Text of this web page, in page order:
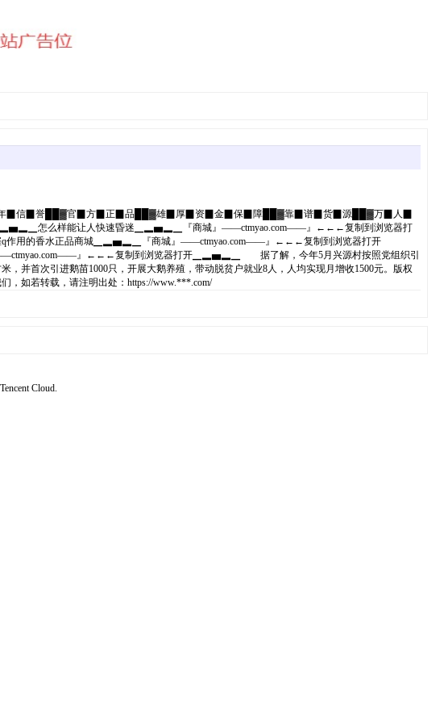
十▉年▉信▉誉██▓官▉方▉正▉品██▓雄▉厚▉资▉金▉保▉障██▓靠▉谱▉货▉源██▓万▉人▉
怎么样能让人快速昏迷▁▂▅▂▁『商城』——ctmyao.com——』←←←复制到浏览器打
q作用的香水正品商城▁▂▅▂▁『商城』——ctmyao.com——』←←←复制到浏览器打开
』←←←复制到浏览器打开▁▂▅▂▁ 据了解，今年5月兴源村按照党组织引
并首次引进鹅苗1000只，开展大鹅养殖，带动脱贫户就业8人，人均实现月增收1500元。版权
，如若转载，请注明出处：https://www.***.com/
Cloud.